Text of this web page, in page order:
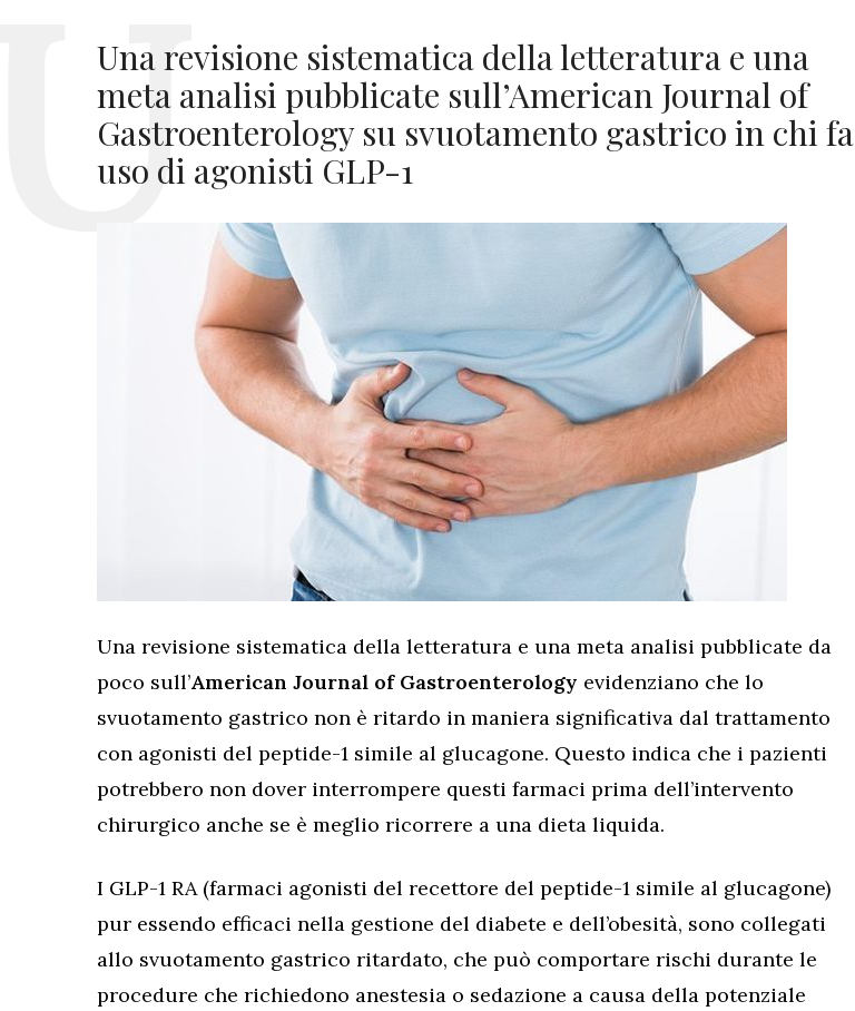
Una revisione sistematica della letteratura e una
meta analisi pubblicate sull’American Journal of
Gastroenterology su svuotamento gastrico in chi fa
uso di agonisti GLP-1
Una revisione sistematica della letteratura e una meta analisi pubblicate da
poco sull’American Journal of Gastroenterology evidenziano che lo
svuotamento gastrico non è ritardo in maniera significativa dal trattamento
con agonisti del peptide-1 simile al glucagone. Questo indica che i pazienti
potrebbero non dover interrompere questi farmaci prima dell’intervento
chirurgico anche se è meglio ricorrere a una dieta liquida.
I GLP-1 RA (farmaci agonisti del recettore del peptide-1 simile al glucagone)
pur essendo efficaci nella gestione del diabete e dell’obesità, sono collegati
allo svuotamento gastrico ritardato, che può comportare rischi durante le
procedure che richiedono anestesia o sedazione a causa della potenziale